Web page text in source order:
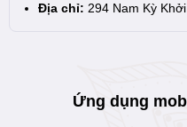
Địa chỉ: 294 Nam Kỳ
Ứng dụng